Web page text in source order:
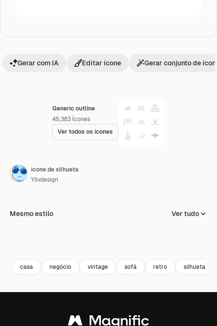
Generic outline
45,383 Ícones
Ver todos os ícones
Gerar com IA Editar ícone Gerar conjunto de
ícone de silhueta
Ylivdesign
Mesmo estilo Ver tudo
casa negócio vintage sofá retro silhueta